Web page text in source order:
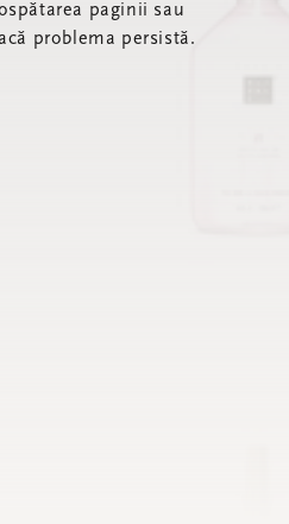
paginii sau
problema persistă.